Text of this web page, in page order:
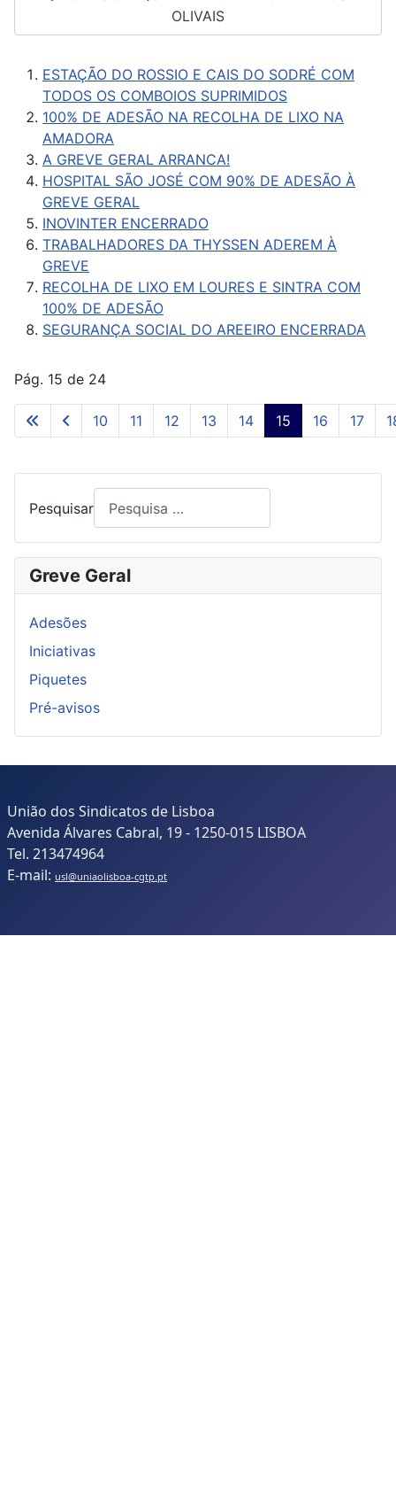
OLIVAIS
ESTAÇÃO DO ROSSIO E CAIS DO SODRÉ COM
TODOS OS COMBOIOS SUPRIMIDOS
100% DE ADESÃO NA RECOLHA DE LIXO NA
AMADORA
A GREVE GERAL ARRANCA!
HOSPITAL SÃO JOSÉ COM 90% DE ADESÃO À
GREVE GERAL
INOVINTER ENCERRADO
TRABALHADORES DA THYSSEN ADEREM À
GREVE
RECOLHA DE LIXO EM LOURES E SINTRA COM
100% DE ADESÃO
SEGURANÇA SOCIAL DO AREEIRO ENCERRADA
Pág. 15 de 24
10 11 12 13 14 15 16 17
Pesquisar
Greve Geral
Adesões
Iniciativas
Piquetes
Pré-avisos
União dos Sindicatos de Lisboa
Avenida Álvares Cabral, 19 - 1250-015 LISBOA
Tel. 213474964
E-mail: usl@uniaolisboa-cgtp.pt